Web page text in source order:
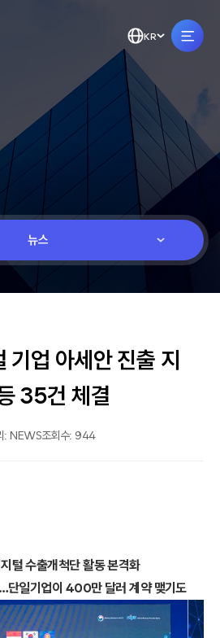
KR
뉴스
업 아세안 진출 지
35건 체결
: NEWS조회수: 944
털 수출개척단 활동 본격화
단일기업이 400만 달러 계약 맺기도